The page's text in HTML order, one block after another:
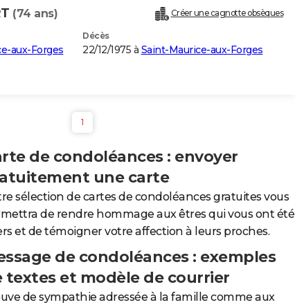
(74 ans) Créer une cagnotte obsèques
aux-Forges
Décès
22/12/1975 à Saint-Maurice-aux-Forges
1
de condoléances : envoyer
une carte
sélection de cartes de condoléances gratuites vous
de rendre hommage aux êtres qui vous ont été
et de témoigner votre affection à leurs proches.
de condoléances : exemples
textes et modèle de courrier
de sympathie adressée à la famille comme aux